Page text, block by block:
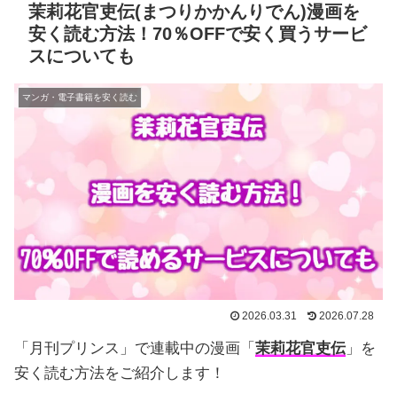
茉莉花官吏伝(まつりかかんりでん)漫画を
安く読む方法！70％OFFで安く買うサービ
スについても
マンガ・電子書籍を安く読む
2026.03.31 2026.07.28
「月刊プリンス」で連載中の漫画「 茉莉花官吏伝」を
安く読む方法をご紹介します！